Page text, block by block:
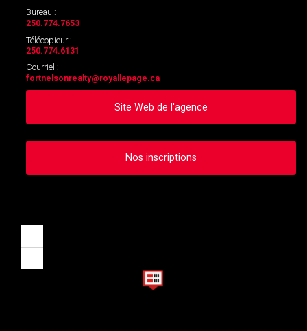
Bureau :
250.774.7653
Télécopieur :
250.774.6131
Courriel :
fortnelsonrealty@royallepage.ca
Site Web de l'agence
Nos inscriptions